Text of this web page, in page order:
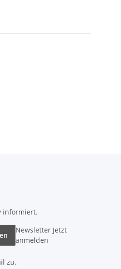
informiert.
Newsletter Jetzt
anmelden
zu.